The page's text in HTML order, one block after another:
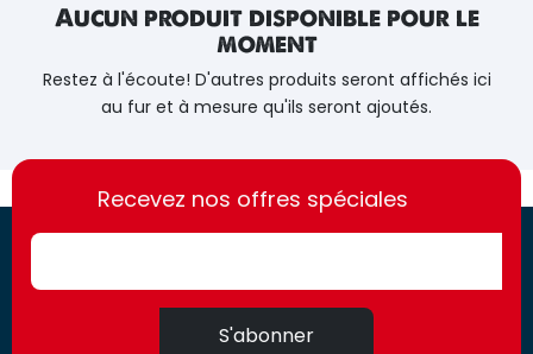
Aucun produit disponible pour le
moment
Restez à l'écoute! D'autres produits seront affichés ici
au fur et à mesure qu'ils seront ajoutés.
https://france-
access.fr
https://france-
access.fr
Recevez nos offres spéciales
S'abonner